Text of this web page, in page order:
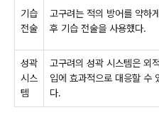
기습
전술
고구려는 적의 방어를 약하
후 기습 전술을 사용했다.
성곽
시스
템
고구려의 성곽 시스템은 외
입에 효과적으로 대응할 수
다.